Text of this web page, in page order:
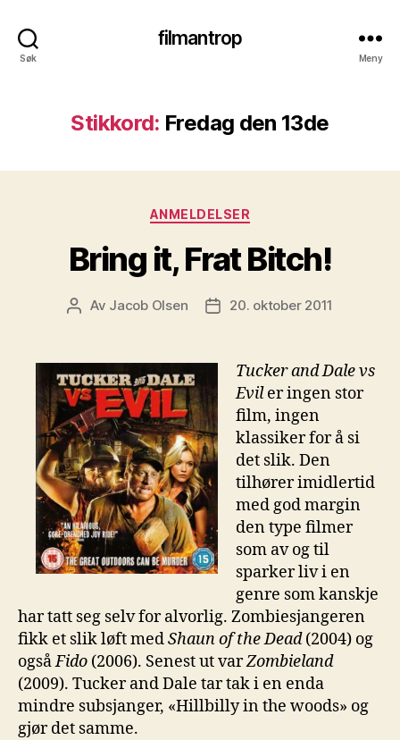
Søk
filmantrop
Meny
Stikkord: Fredag den 13de
Kategorier
ANMELDELSER
Bring it, Frat Bitch!
Innleggsforfatter
Av Jacob Olsen Publiseringsdato
20. oktober 2011
Tucker and Dale vs
Eviler ingen stor
film, ingen
klassiker for å si
det slik. Den
tilhører imidlertid
med god margin
den type filmer
som av og til
sparker liv i en
genre som kanskje
har tatt seg selv for alvorlig. Zombiesjangeren
fikk et slik løft medShaun of the Dead(2004) og
ogsåFido (2006). Senest ut varZombieland
(2009). Tucker and Dale tar tak i en enda
mindre subsjanger, «Hillbilly in the woods» og
gjør det samme.